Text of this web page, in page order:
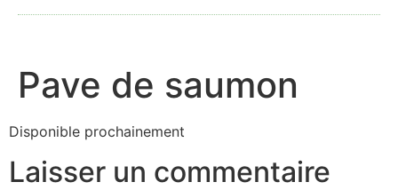
Pave de saumon
Disponible prochainement
Laisser un commentaire